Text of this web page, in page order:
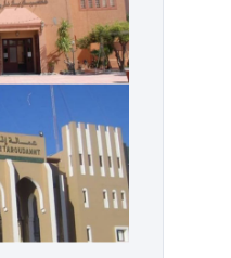
برامجها
سياسي مع
من الوعود
[…]